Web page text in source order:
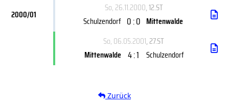
2000/01
So, 26.11.2000, 12.ST
Schulzendorf 0 : 0 Mittenwalde
So, 06.05.2001, 27.ST
Mittenwalde 4 : 1 Schulzendorf
Zurück